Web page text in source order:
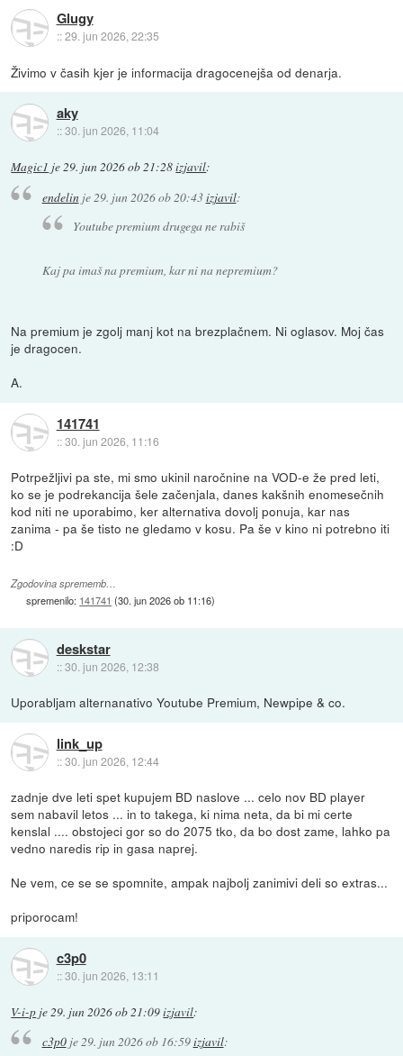
Glugy
::29. jun 2026, 22:35
Živimo v časih kjer je informacija dragocenejša od denarja.
aky
::30. jun 2026, 11:04
Magic1 je29. jun 2026 ob 21:28izjavil:
endelinje 29. jun 2026 ob 20:43izjavil:
Youtube premium drugega ne rabiš
Kaj pa imaš na premium, kar ni na nepremium?
Na premium je zgolj manj kot na brezplačnem. Ni oglasov. Moj čas
je dragocen.
A.
141741
::30. jun 2026, 11:16
Potrpežljivi pa ste, mi smo ukinil naročnine na VOD-e že pred leti,
ko se je podrekancija šele začenjala, danes kakšnih enomesečnih
kod niti ne uporabimo, ker alternativa dovolj ponuja, kar nas
zanima - pa še tisto ne gledamo v kosu. Pa še v kino ni potrebno iti
:D
Zgodovina sprememb…
spremenilo: 141741 (30. jun 2026 ob 11:16)
deskstar
::30. jun 2026, 12:38
Uporabljam alternanativo Youtube Premium, Newpipe & co.
link_up
::30. jun 2026, 12:44
zadnje dve leti spet kupujem BD naslove ... celo nov BD player
sem nabavil letos ... in to takega, ki nima neta, da bi mi certe
kenslal .... obstojeci gor so do 2075 tko, da bo dost zame, lahko pa
vedno naredis rip in gasa naprej.
Ne vem, ce se se spomnite, ampak najbolj zanimivi deli so extras...
priporocam!
c3p0
::30. jun 2026, 13:11
V-i-p je 29. jun 2026 ob 21:09izjavil:
c3p0je29. jun 2026 ob 16:59izjavil: